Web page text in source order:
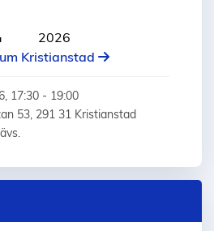
2026
Kristianstad
17:30 - 19:00
53, 291 31 Kristianstad